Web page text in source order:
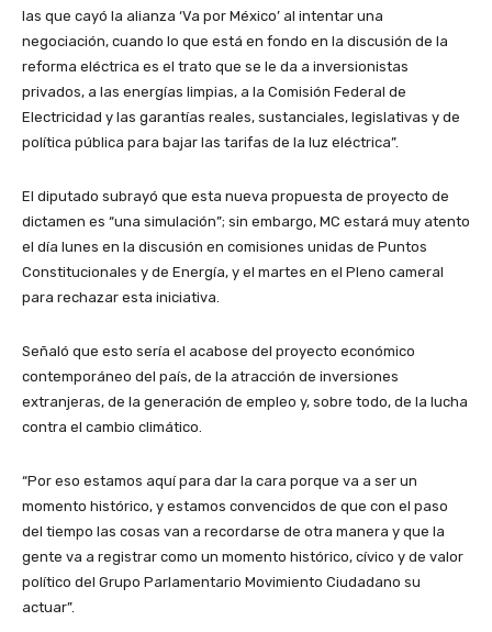
las que cayó la alianza ‘Va por México’ al intentar una
negociación, cuando lo que está en fondo en la discusión de la
reforma eléctrica es el trato que se le da a inversionistas
privados, a las energías limpias, a la Comisión Federal de
Electricidad y las garantías reales, sustanciales, legislativas y de
política pública para bajar las tarifas de la luz eléctrica”.
El diputado subrayó que esta nueva propuesta de proyecto de
dictamen es “una simulación”; sin embargo, MC estará muy atento
el día lunes en la discusión en comisiones unidas de Puntos
Constitucionales y de Energía, y el martes en el Pleno cameral
para rechazar esta iniciativa.
Señaló que esto sería el acabose del proyecto económico
contemporáneo del país, de la atracción de inversiones
extranjeras, de la generación de empleo y, sobre todo, de la lucha
contra el cambio climático.
“Por eso estamos aquí para dar la cara porque va a ser un
momento histórico, y estamos convencidos de que con el paso
del tiempo las cosas van a recordarse de otra manera y que la
gente va a registrar como un momento histórico, cívico y de valor
político del Grupo Parlamentario Movimiento Ciudadano su
actuar”.